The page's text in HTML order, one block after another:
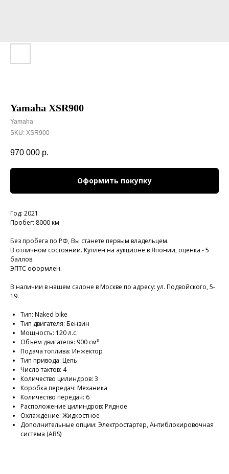
Yamaha XSR900
Yamaha
SKU: XSR900
970 000 р.
Оформить покупку
Год: 2021
Пробег: 8000 км
Без пробега по РФ, Вы станете первым владельцем.
В отличном состоянии. Куплен на аукционе в Японии, оценка - 5
баллов.
ЭПТС oфоpмлен.
В наличии в нашем салоне в Mocквe по адресу: ул. Подвойского, 5-
19.
Тип: Naked bike
Тип двигателя: Бензин
Мощность: 120 л.с.
Объём двигателя: 900 см³
Подача топлива: Инжектор
Тип привода: Цепь
Число тактов: 4
Количество цилиндров: 3
Коробка передач: Механика
Количество передач: 6
Расположение цилиндров: Рядное
Охлаждение: Жидкостное
Дополнительные опции: Электростартер, Антиблокировочная
система (ABS)